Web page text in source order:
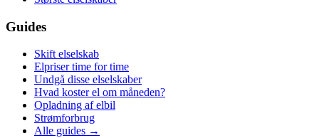
Guides
Skift elselskab
Elpriser time for time
Undgå disse elselskaber
Hvad koster el om måneden?
Opladning af elbil
Strømforbrug
Alle guides →